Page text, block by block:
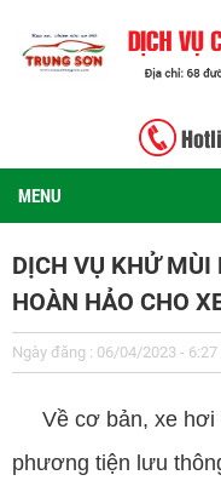
MENU
DỊCH VỤ KHỬ MÙI
HOÀN HẢO CHO
Ngày đăng : 06/04/2023 - 6:27
Về cơ bản, xe hơi
phương tiện lưu